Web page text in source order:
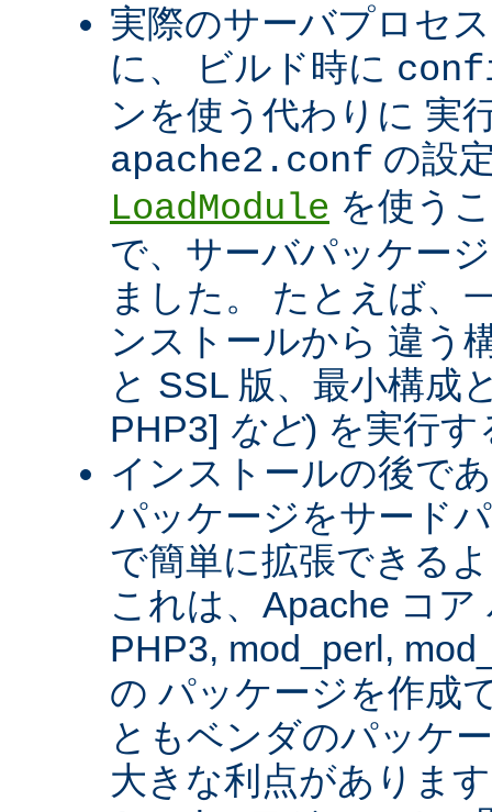
実際のサーバプロセ
に、 ビルド時に
ンを使う代わりに 実
apache2.conf の設
LoadModule を使う
で、サーバパッケー
ました。 たとえば、
ンストールから 違う
と SSL 版、最小構成
PHP3] など) を実行
インストールの後で
パッケージをサード
で簡単に拡張できる
これは、Apache コ
PHP3, mod_perl,
の パッケージを作成
ともベンダのパッケ
大きな利点がありま